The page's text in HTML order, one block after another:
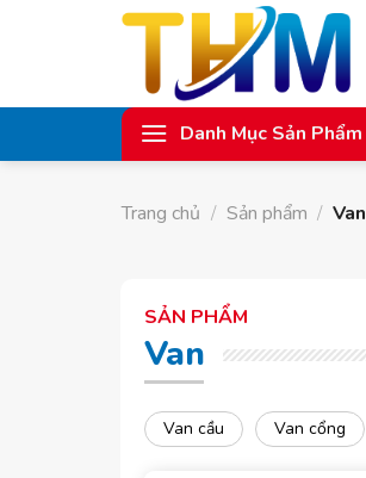
Danh Mục Sản Phẩm
Trang chủ / Sản phẩm / Van
SẢN PHẨM
Van
Van cầu Van cổng